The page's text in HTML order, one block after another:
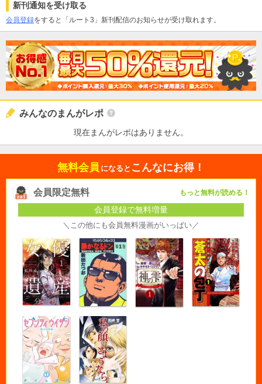
新刊通知を受け取る
会員登録をすると「ルート3」新刊配信のお知らせが受け取れます。
みんなのまんがレポ
現在まんがレポはありません。
無料会員 になると こんなにお得！
会員限定無料 もっと無料が読める！
会員登録で無料増量
＼この他にも会員無料漫画がいっぱい／